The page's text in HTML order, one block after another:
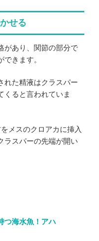
せる
があり、関節の部分で
きます。
れた精液はクラスパー
くると言われていま
メスのクロアカに挿入
ラスパーの先端が開い
つ海水魚！アハ